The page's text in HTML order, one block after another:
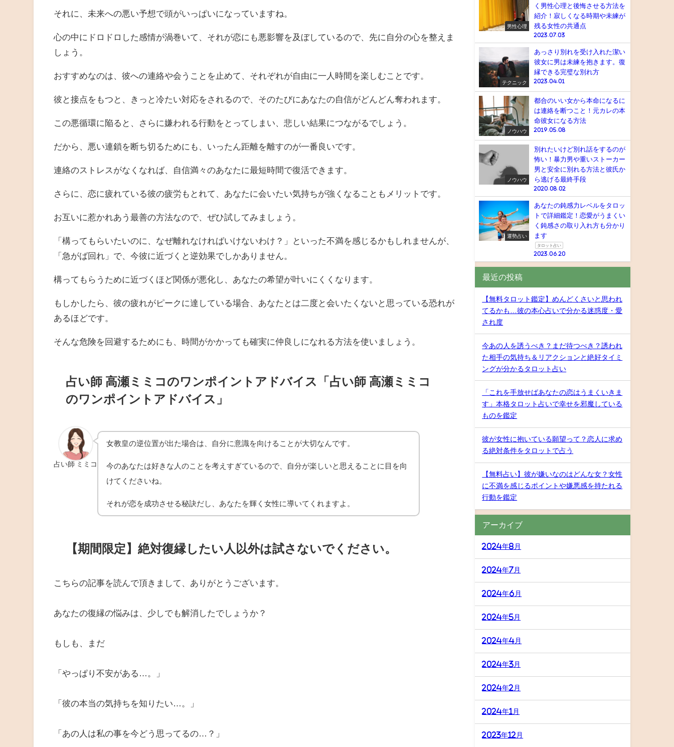
それに、未来への悪い予想で頭がいっぱいになっていますね。
心の中にドロドロした感情が渦巻いて、それが恋にも悪影響を及ぼしているので、先に自分の心を整えま
しょう。
おすすめなのは、彼への連絡や会うことを止めて、それぞれが自由に一人時間を楽しむことです。
彼と接点をもつと、きっと冷たい対応をされるので、そのたびにあなたの自信がどんどん奪われます。
この悪循環に陥ると、さらに嫌われる行動をとってしまい、悲しい結果につながるでしょう。
だから、悪い連鎖を断ち切るためにも、いったん距離を離すのが一番良いです。
連絡のストレスがなくなれば、自信満々のあなたに最短時間で復活できます。
さらに、恋に疲れている彼の疲労もとれて、あなたに会いたい気持ちが強くなることもメリットです。
お互いに惹かれあう最善の方法なので、ぜひ試してみましょう。
「構ってもらいたいのに、なぜ離れなければいけないわけ？」といった不満を感じるかもしれませんが、
「急がば回れ」で、今彼に近づくと逆効果でしかありません。
構ってもらうために近づくほど関係が悪化し、あなたの希望が叶いにくくなります。
もしかしたら、彼の疲れがピークに達している場合、あなたとは二度と会いたくないと思っている恐れが
あるほどです。
そんな危険を回避するためにも、時間がかかっても確実に仲良しになれる方法を使いましょう。
占い師 高瀬ミミコのワンポイントアドバイス「占い師 高瀬ミミコ
のワンポイントアドバイス」
占い師 ミミコ
女教皇の逆位置が出た場合は、自分に意識を向けることが大切なんです。
今のあなたは好きな人のことを考えすぎているので、自分が楽しいと思えることに目を向
けてくださいね。
それが恋を成功させる秘訣だし、あなたを輝く女性に導いてくれますよ。
【期間限定】絶対復縁したい人以外は試さないでください。
こちらの記事を読んで頂きまして、ありがとうございます。
あなたの復縁の悩みは、少しでも解消したでしょうか？
もしも、まだ
「やっぱり不安がある…。」
「彼の本当の気持ちを知りたい…。」
「あの人は私の事を今どう思ってるの…？」
男性心理
く男性心理と後悔させる方法を
紹介！寂しくなる時期や未練が
残る女性の共通点
2023.07.03
テクニック
あっさり別れを受け入れた潔い
彼女に男は未練を抱きます。復
縁できる完璧な別れ方
2023.04.01
ノウハウ
都合のいい女から本命になるに
は連絡を断つこと！元カレの本
命彼女になる方法
2019.05.08
ノウハウ
別れたいけど別れ話をするのが
怖い！暴力男や重いストーカー
男と安全に別れる方法と彼氏か
ら逃げる最終手段
2020.08.02
運勢占い
あなたの鈍感力レベルをタロッ
トで詳細鑑定！恋愛がうまくい
く鈍感さの取り入れ方も分かり
ます
タロット占い
2023.06.20
最近の投稿
【無料タロット鑑定】めんどくさいと思われ
てるかも…彼の本心占いで分かる迷惑度・愛
され度
今あの人を誘うべき？まだ待つべき？誘われ
た相手の気持ち＆リアクションと絶好タイミ
ングが分かるタロット占い
「これを手放せばあなたの恋はうまくいきま
す」本格タロット占いで幸せを邪魔している
ものを鑑定
彼が女性に抱いている願望って？恋人に求め
る絶対条件をタロットで占う
【無料占い】彼が嫌いなのはどんな女？女性
に不満を感じるポイントや嫌悪感を持たれる
行動を鑑定
アーカイブ
2024年8月
2024年7月
2024年6月
2024年5月
2024年4月
2024年3月
2024年2月
2024年1月
2023年12月